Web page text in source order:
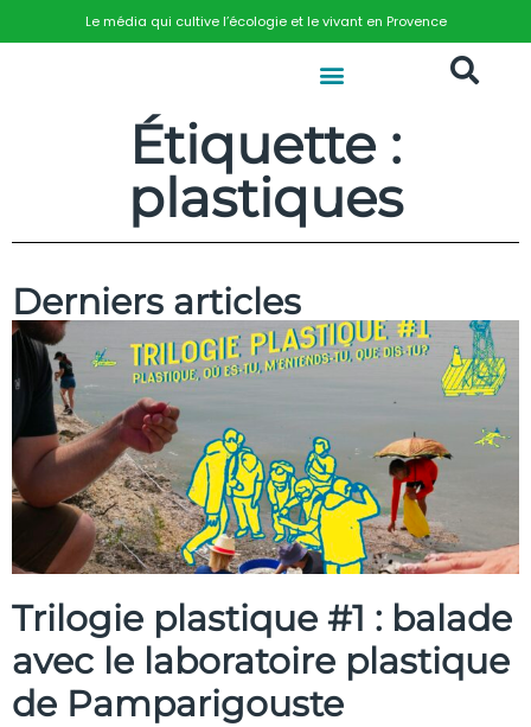
Le média qui cultive l’écologie et le vivant en Provence
Étiquette :
plastiques
Derniers articles
Trilogie plastique #1 : balade
avec le laboratoire plastique
de Pamparigouste